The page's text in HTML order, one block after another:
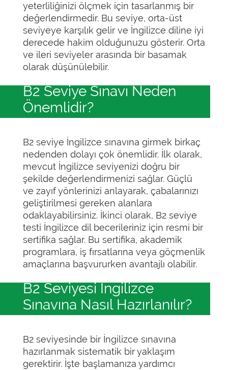
yeterliliğinizi ölçmek için tasarlanmış bir
değerlendirmedir. Bu seviye, orta-üst
seviyeye karşılık gelir ve İngilizce diline iyi
derecede hakim olduğunuzu gösterir. Orta
ve ileri seviyeler arasında bir basamak
olarak düşünülebilir.
B2 Seviye Sınavı Neden
Önemlidir?
B2 seviye İngilizce sınavına girmek birkaç
nedenden dolayı çok önemlidir. İlk olarak,
mevcut İngilizce seviyenizi doğru bir
şekilde değerlendirmenizi sağlar. Güçlü
ve zayıf yönlerinizi anlayarak, çabalarınızı
geliştirilmesi gereken alanlara
odaklayabilirsiniz. İkinci olarak, B2 seviye
testi İngilizce dil becerileriniz için resmi bir
sertifika sağlar. Bu sertifika, akademik
programlara, iş fırsatlarına veya göçmenlik
amaçlarına başvururken avantajlı olabilir.
B2 Seviyesi İngilizce
Sınavına Nasıl Hazırlanılır?
B2 seviyesinde bir İngilizce sınavına
hazırlanmak sistematik bir yaklaşım
gerektirir. İşte başlamanıza yardımcı